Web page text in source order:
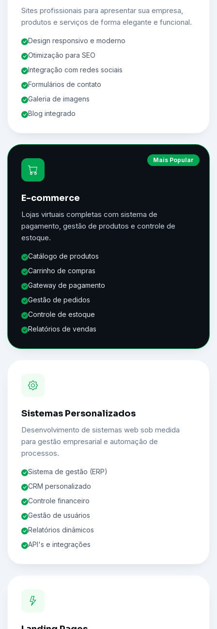
Sites profissionais para apresentar sua empresa,
produtos e serviços de forma elegante e funcional.
Design responsivo e moderno
Otimização para SEO
Integração com redes sociais
Formulários de contato
Galeria de imagens
Blog integrado
Mais Popular
E-commerce
Lojas virtuais completas com sistema de
pagamento, gestão de produtos e controle de
estoque.
Catálogo de produtos
Carrinho de compras
Gateway de pagamento
Gestão de pedidos
Controle de estoque
Relatórios de vendas
Sistemas Personalizados
Desenvolvimento de sistemas web sob medida
para gestão empresarial e automação de
processos.
Sistema de gestão (ERP)
CRM personalizado
Controle financeiro
Gestão de usuários
Relatórios dinâmicos
API's e integrações